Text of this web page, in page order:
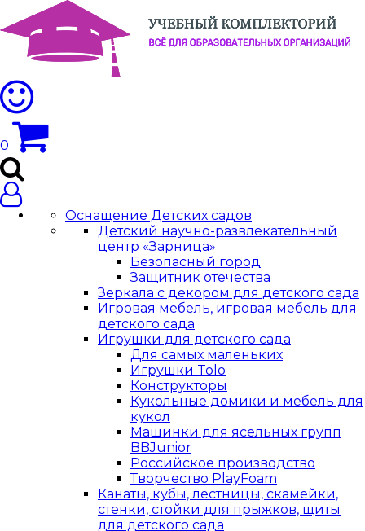
0
Оснащение Детских садов
Детский научно-развлекательный
центр «Зарница»
Безопасный город
Защитник отечества
Зеркала с декором для детского сада
Игровая мебель, игровая мебель для
детского сада
Игрушки для детского сада
Для самых маленьких
Игрушки Tolo
Конструкторы
Кукольные домики и мебель для
кукол
Машинки для ясельных групп
BBJunior
Российское производство
Творчество PlayFoam
Канаты, кубы, лестницы, скамейки,
стенки, стойки для прыжков, щиты
для детского сада